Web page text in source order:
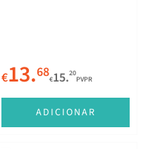
€13.68€15.20
PVPR
ADICIONAR